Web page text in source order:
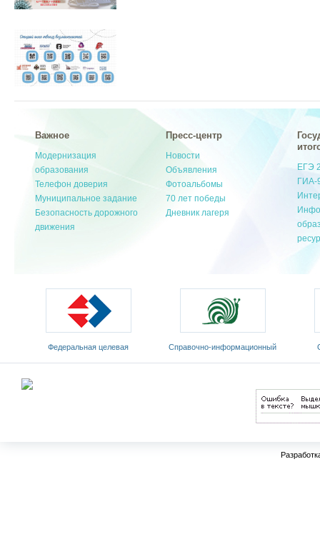
Важное
Модернизация
образования
Телефон доверия
Муниципальное задание
Безопасность дорожного
движения
Пресс-центр
Новости
Объявления
Фотоальбомы
70 лет победы
Дневник лагеря
ЕГЭ
ГИА-
Федеральная целевая
программа развития
Cправочно-информационный
портал «Русский язык»